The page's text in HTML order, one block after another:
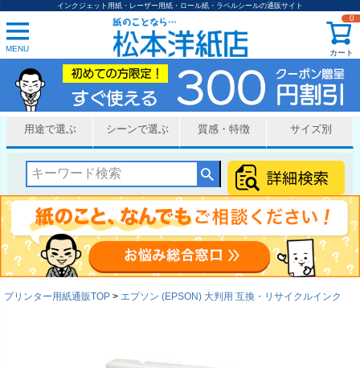
インクジェット用紙・レーザー用紙・ロール紙・ラベルシールの通販サイト
MENU カート
0
用途で選ぶ シーンで選ぶ 質感・特徴 サイズ別
プリンター用紙通販TOP エプソン (EPSON) 大判用 互換・リサイクルインク